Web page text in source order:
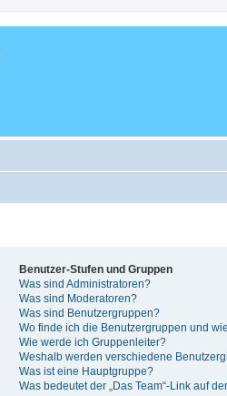
Benutzer-Stufen und Gruppen
Was sind Administratoren?
Was sind Moderatoren?
Was sind Benutzergruppen?
Wo finde ich die Benutzergruppen und
Wie werde ich Gruppenleiter?
Weshalb werden verschiedene
Was ist eine Hauptgruppe?
Was bedeutet der „Das Team“-Link auf